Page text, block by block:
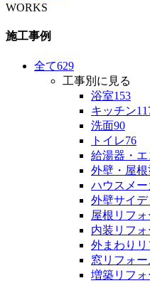
WORKS
施工事例
全て629
工事別に見る
浴室153
キッチン
洗面90
トイレ76
給湯器・エ
外壁・屋根
ハウスメ
外壁サイ
屋根リフォ
内装リフォ
外まわりリ
窓リフォー
増築リフォ